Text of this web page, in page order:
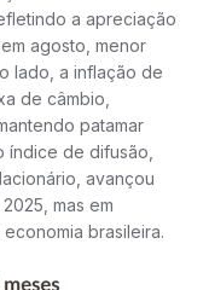
a apreciação
agosto, menor
lado, a inflação de
de câmbio,
patamar
índice de difusão,
avançou
mas em
brasileira.